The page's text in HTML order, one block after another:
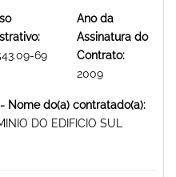
69
Ano da
Assinatura do
Contrato:
2009
Nome do(a) contratado(a):
DO EDIFICIO SUL